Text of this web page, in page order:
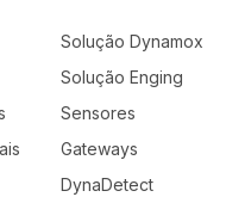
Solução Dynamox
Solução Enging
Sensores
Gateways
DynaDetect